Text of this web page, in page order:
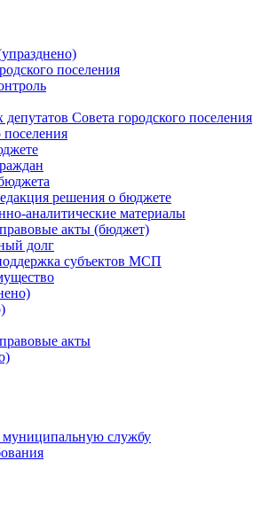
поселения
Совета городского поселения
решения о бюджете
аналитические материалы
акты (бюджет)
долг
субъектов МСП
акты
муниципальную службу